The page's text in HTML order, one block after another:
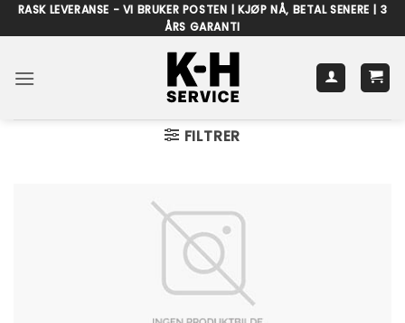
Skip
to
RASK LEVERANSE - VI BRUKER POSTEN | KJØP NÅ, BETAL SENERE | 3
ÅRS GARANTI
FILTRER